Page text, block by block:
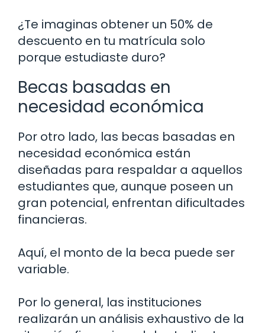
¿Te imaginas obtener un 50% de
descuento en tu matrícula solo
porque estudiaste duro?
Becas basadas en
necesidad económica
Por otro lado, las becas basadas en
necesidad económica están
diseñadas para respaldar a aquellos
estudiantes que, aunque poseen un
gran potencial, enfrentan dificultades
financieras.
Aquí, el monto de la beca puede ser
variable.
Por lo general, las instituciones
realizarán un análisis exhaustivo de la